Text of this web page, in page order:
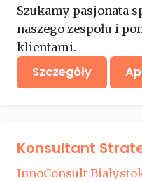
Szukamy pasjonata
naszego zespołu i
klientami.
Szczegóły
Konsultant
InnoConsult